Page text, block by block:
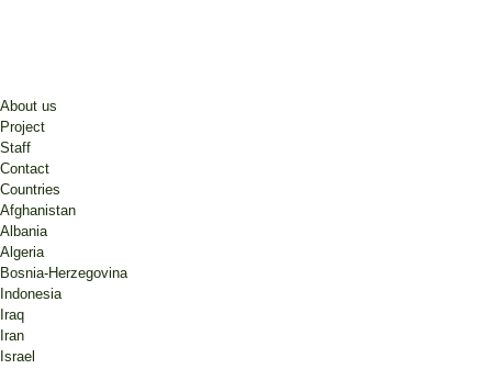
About us
Project
Staff
Contact
Countries
Afghanistan
Albania
Algeria
Bosnia-Herzegovina
Indonesia
Iraq
Iran
Israel